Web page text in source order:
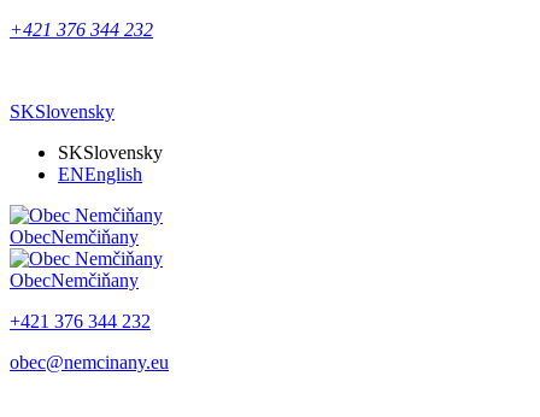
+421 376 344 232
SKSlovensky
SKSlovensky
ENEnglish
ObecNemčiňany
ObecNemčiňany
+421 376 344 232
obec@nemcinany.eu